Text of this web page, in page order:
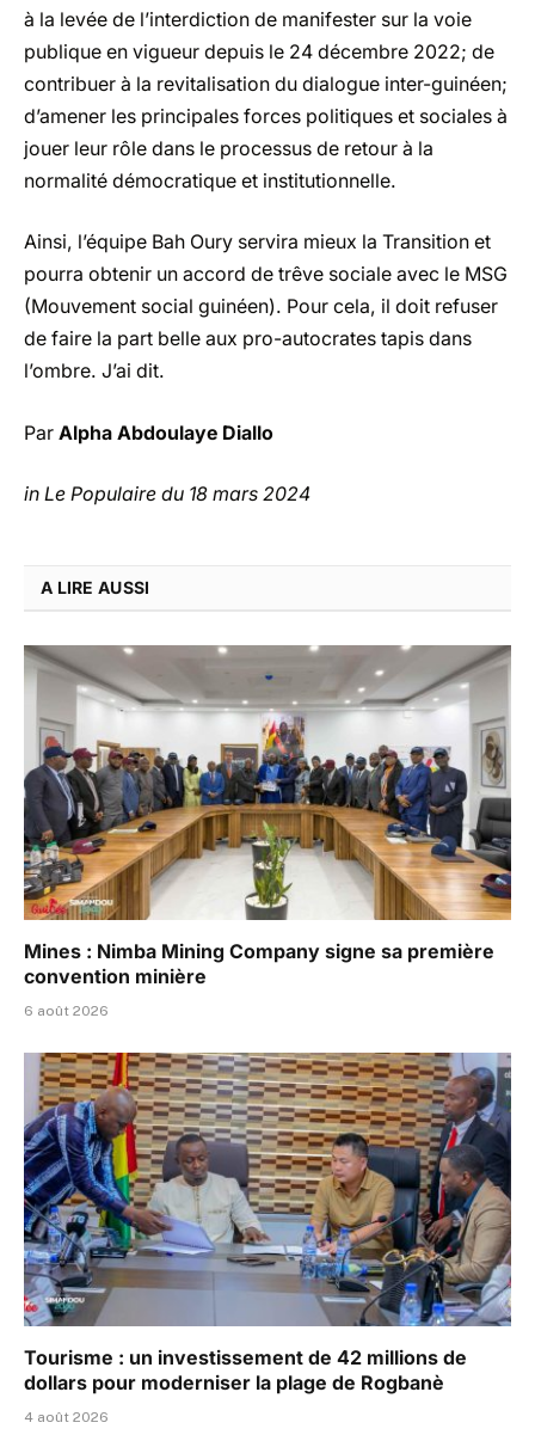
à la levée de l’interdiction de manifester sur la voie
publique en vigueur depuis le 24 décembre 2022; de
contribuer à la revitalisation du dialogue inter-guinéen;
d’amener les principales forces politiques et sociales à
jouer leur rôle dans le processus de retour à la
normalité démocratique et institutionnelle.
Ainsi, l’équipe Bah Oury servira mieux la Transition et
pourra obtenir un accord de trêve sociale avec le MSG
(Mouvement social guinéen). Pour cela, il doit refuser
de faire la part belle aux pro-autocrates tapis dans
l’ombre. J’ai dit.
Par Alpha Abdoulaye Diallo
in Le Populaire du 18 mars 2024
A LIRE AUSSI
Mines : Nimba Mining Company signe sa première
convention minière
6 août 2026
Tourisme : un investissement de 42 millions de
dollars pour moderniser la plage de Rogbanè
4 août 2026